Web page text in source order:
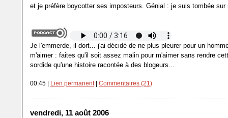
et je préfère boycotter ses imposteurs. Génial : je suis tombée
Je l'emmerde, il dort... j'ai décidé de ne plus pleurer pour un
m'aimer : faites qu'il soit assez malin pour m'aimer sans rendre
sordide qu'une histoire racontée à des blogeurs...
00:45 | Lien permanent| Commentaires (21)
vendredi, 11 août 2006